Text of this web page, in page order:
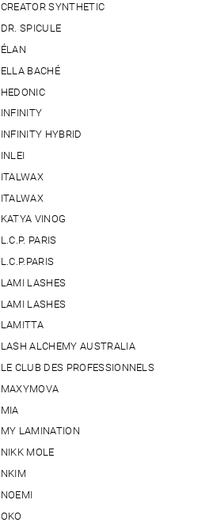
CREATOR SYNTHETIC
DR. SPICULE
ÉLAN
ELLA BACHÉ
HEDONIC
INFINITY
INFINITY HYBRID
INLEI
ITALWAX
ITALWAX
KATYA VINOG
L.C.P. PARIS
L.C.P.PARIS
LAMI LASHES
LAMI LASHES
LAMITTA
LASH ALCHEMY AUSTRALIA
LE CLUB DES PROFESSIONNELS
MAXYMOVA
MIA
MY LAMINATION
NIKK MOLE
NKIM
NOEMI
OKO